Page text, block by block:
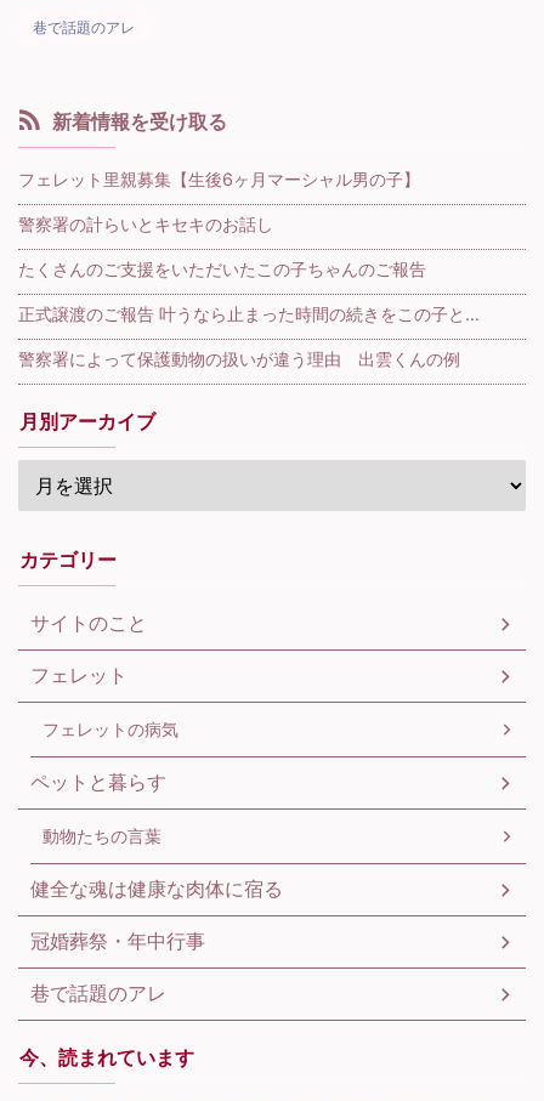
巷で話題のアレ
新着情報を受け取る
フェレット里親募集【生後6ヶ月マーシャル男の子】
警察署の計らいとキセキのお話し
たくさんのご支援をいただいたこの子ちゃんのご報告
正式譲渡のご報告 叶うなら止まった時間の続きをこの子と…
警察署によって保護動物の扱いが違う理由 出雲くんの例
月別アーカイブ
カテゴリー
サイトのこと
フェレット
フェレットの病気
ペットと暮らす
動物たちの言葉
健全な魂は健康な肉体に宿る
冠婚葬祭・年中行事
巷で話題のアレ
今、読まれています